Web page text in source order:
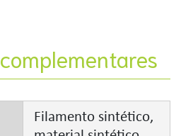
Filamento sintético,